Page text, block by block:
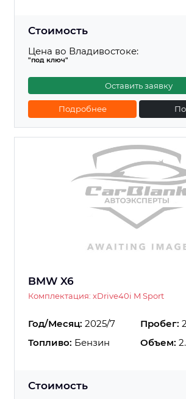
Стоимость
Цена во Владивостоке:
"под ключ"
Оставить заявку
Подробнее
BMW X6
Комплектация: xDrive40i M Sport
Год/Месяц: 2025/7 Пробег:
Топливо: Бензин Объем:
Стоимость